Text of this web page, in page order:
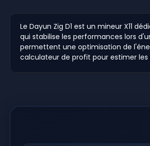
Le Dayun Zig D1 est un mineur X11
qui stabilise les performances lors
permettent une optimisation de
calculateur de profit pour estimer